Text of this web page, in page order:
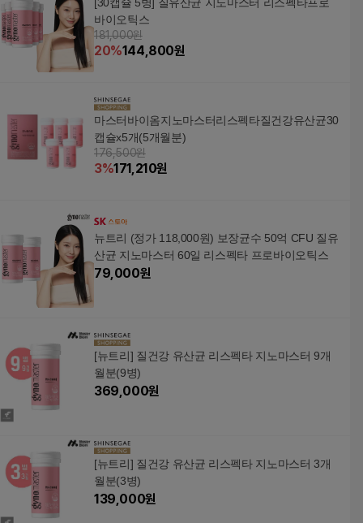
바이오틱스
181,000원
20%144,800원
마스터바이옴지노마스터리스펙타질건강유산균30
캡슐x5개(5개월분)
176,500원
3%171,210원
뉴트리 (정가 118,000원) 보장균수 50억 CFU 질유
산균 지노마스터 60일 리스펙타 프로바이오틱스
79,000원
[뉴트리] 질건강 유산균 리스펙타 지노마스터 9개
월분(9병)
369,000원
[뉴트리] 질건강 유산균 리스펙타 지노마스터 3개
월분(3병)
139,000원